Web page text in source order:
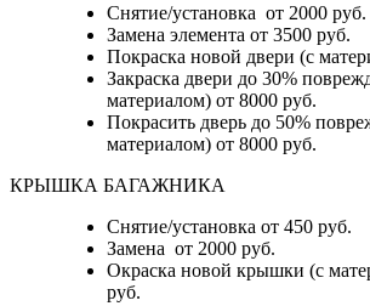
Снятие/установка от 2000 руб.
Замена элемента от 3500 руб.
Покраска новой двери (с
Закраска двери до 30%
материалом) от 8000 руб.
Покрасить дверь до 50%
материалом) от 8000 руб.
КРЫШКА БАГАЖНИКА
Снятие/установка от 450 руб.
Замена от 2000 руб.
Окраска новой крышки (с
руб.